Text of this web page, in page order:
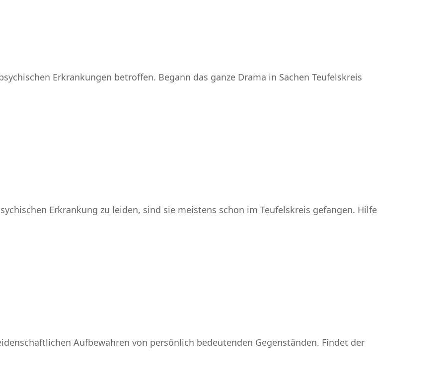
Erkrankungen betroffen. Begann das ganze Drama in Sachen Teufelskreis
Erkrankung zu leiden, sind sie meistens schon im Teufelskreis gefangen. Hilfe
Aufbewahren von persönlich bedeutenden Gegenständen. Findet der